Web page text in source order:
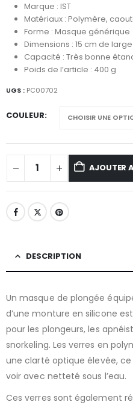
Marque : IST
Matériaux : Polymère,
Forme : Masque générique
Dimensions : 15 cm de
Capacité : Très bonne
Poids de l’article : 400 g
UGS : PC00702
COULEUR
AJOUTER
DESCRIPTION
Un masque de plongée
d’une monture en silicone
pour les plongeurs, les
snorkeling. Les verres en
une clarté optique élevée,
voir avec netteté sous l’eau.
Ces verres sont également